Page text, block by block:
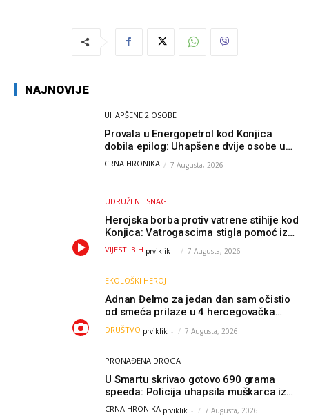
NAJNOVIJE
UHAPŠENE 2 OSOBE
Provala u Energopetrol kod Konjica
dobila epilog: Uhapšene dvije osobe u
Čapljini i Jablanici
CRNA HRONIKA 7 Augusta, 2026
UDRUŽENE SNAGE
Herojska borba protiv vatrene stihije kod
Konjica: Vatrogascima stigla pomoć iz
Sarajeva, helikopteri i Air Tractori
udružili snage
VIJESTI BIH prviklik - 7 Augusta, 2026
EKOLOŠKI HEROJ
Adnan Đelmo za jedan dan sam očistio
od smeća prilaze u 4 hercegovačka
grada: “Danas nisam čistio samo smeće,
čistio sam sliku o nama”
DRUŠTVO prviklik - 7 Augusta, 2026
PRONAĐENA DROGA
U Smartu skrivao gotovo 690 grama
speeda: Policija uhapsila muškarca iz
Hercegovine
CRNA HRONIKA prviklik - 7 Augusta, 2026